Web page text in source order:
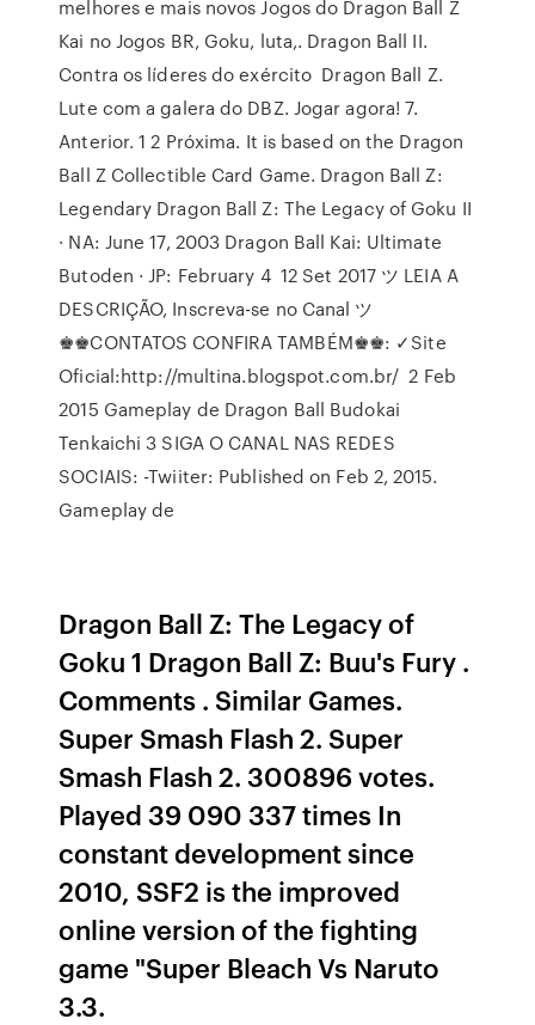
melhores e mais novos Jogos do Dragon Ball Z
Kai no Jogos BR, Goku, luta,. Dragon Ball II.
Contra os líderes do exército Dragon Ball Z.
Lute com a galera do DBZ. Jogar agora! 7.
Anterior. 1 2 Próxima. It is based on the Dragon
Ball Z Collectible Card Game. Dragon Ball Z:
Legendary Dragon Ball Z: The Legacy of Goku II
· NA: June 17, 2003 Dragon Ball Kai: Ultimate
Butoden · JP: February 4 12 Set 2017 ツ LEIA A
DESCRIÇÃO, Inscreva-se no Canal ツ
♚♚CONTATOS CONFIRA TAMBÉM♚♚: ✓Site
Oficial:http://multina.blogspot.com.br/ 2 Feb
2015 Gameplay de Dragon Ball Budokai
Tenkaichi 3 SIGA O CANAL NAS REDES
SOCIAIS: -Twiiter: Published on Feb 2, 2015.
Gameplay de
Dragon Ball Z: The Legacy of
Goku 1 Dragon Ball Z: Buu's Fury .
Comments . Similar Games.
Super Smash Flash 2. Super
Smash Flash 2. 300896 votes.
Played 39 090 337 times In
constant development since
2010, SSF2 is the improved
online version of the fighting
game "Super Bleach Vs Naruto
3.3.